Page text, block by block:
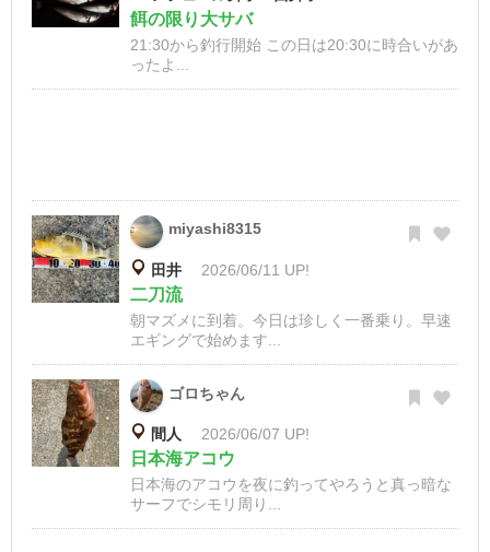
餌の限り大サバ
21:30から釣行開始 この日は20:30に時合いがあ
ったよ...
miyashi8315
田井 2026/06/11 UP!
二刀流
朝マズメに到着。今日は珍しく一番乗り。早速
エギングで始めます...
ゴロちゃん
間人 2026/06/07 UP!
日本海アコウ
日本海のアコウを夜に釣ってやろうと真っ暗な
サーフでシモリ周り...